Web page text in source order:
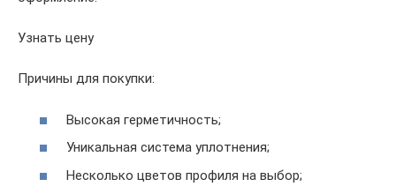
Узнать цену
Причины для покупки:
Высокая герметичность;
Уникальная система уплотнения;
Несколько цветов профиля на выбор;